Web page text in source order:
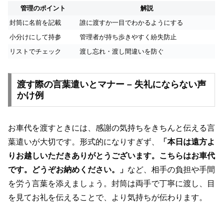
管理のポイント
解説
封筒に名前を記載
誰に渡すか一目でわかるようにする
小分けにして持参
管理者が持ち歩きやすく紛失防止
リストでチェック
渡し忘れ・渡し間違いを防ぐ
渡す際の言葉遣いとマナー – 失礼にならない声
かけ例
お車代を渡すときには、感謝の気持ちをきちんと伝える言
葉遣いが大切です。形式的になりすぎず、
「本日は遠方よ
りお越しいただきありがとうございます。こちらはお車代
です。どうぞお納めください。」 など、相手の負担や手間
を労う言葉を添えましょう。封筒は両手で丁寧に渡し、目
を見てお礼を伝えることで、より気持ちが伝わります。